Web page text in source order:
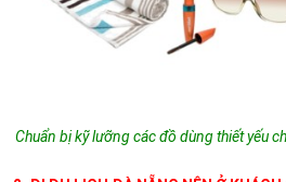
Chuẩn bị kỹ lưỡng các đồ dùng thiết yếu